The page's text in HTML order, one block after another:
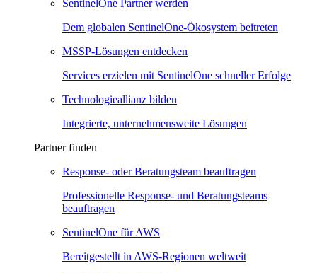
SentinelOne Partner werden
Dem globalen SentinelOne-Ökosystem beitreten
MSSP-Lösungen entdecken
Services erzielen mit SentinelOne schneller Erfolge
Technologieallianz bilden
Integrierte, unternehmensweite Lösungen
Partner finden
Response- oder Beratungsteam beauftragen
Professionelle Response- und Beratungsteams
beauftragen
SentinelOne für AWS
Bereitgestellt in AWS-Regionen weltweit